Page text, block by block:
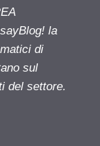
la
di
sul
del settore.